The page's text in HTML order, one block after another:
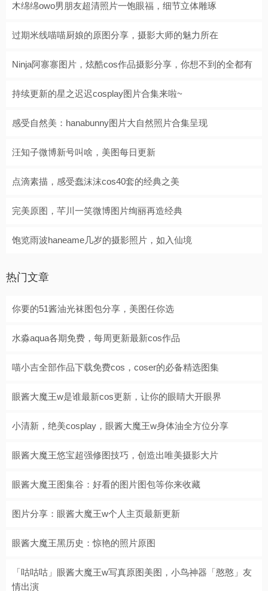
木绵绵owo男朋友超清照片一饱眼福，细节立体雕琢
过期米线喵喵厨娘的原图分享，摄影大师的魅力所在
Ninja阿寨寨图片，炫酷cos作品摄影分享，你想不到的全都有
持续更新的星之迟迟cosplay图片合集来啦~
感受自然美：hanabunny图片大自然照片合集呈现
汪知子微博新号叫啥，美图每日更新
点滴素描，感受蠢沫沫cos40套的经典之美
完美原图，芊川一笑微博图片绚丽再造经典
饱览雨波haneame几岁的摄影照片，如入仙境
热门文章
你要的51酱油光袜图包分享，美图任你选
水淼aqua各期免费，每周更新最新cos作品
喵小吉全部作品下载免费cos，coser的必备精选图集
眼酱大魔王w是谁最新cos更新，让你的眼睛大开眼界
小清新，绝美cosplay，眼酱大魔王w身体油全方位分享
眼酱大魔王悠宝超强修图技巧，创造出唯美摄影大片
眼酱大魔王图集谷：好看的图片图包等你来收藏
图片分享：眼酱大魔王w个人主页最新更新
眼酱大魔王黑历史：惊艳的照片原图
「咕咕咕」眼酱大魔王w写真原图美图，小鸟神器「憨憨」友
情出演